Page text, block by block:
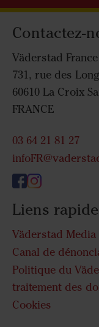
Contactez-
Väderstad France
731, rue des
60610 La Croix
FRANCE
03 64 21 81 27
Liens
Väderstad Media
Canal de
Politique du
traitement des
Cookies